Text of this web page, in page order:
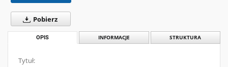
Pobierz
OPIS INFORMACJE STRUKTURA
Tytuł: